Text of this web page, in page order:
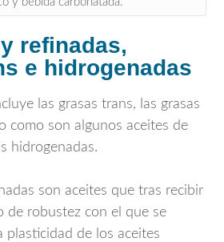
refinadas,
e hidrogenadas
las grasas trans, las grasas
como son algunos aceites de
hidrogenadas.
son aceites que tras recibir
de robustez con el que se
plasticidad de los aceites